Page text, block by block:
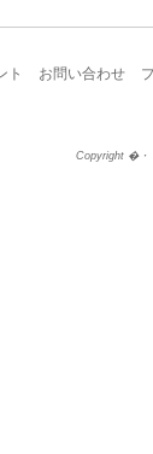
ト お問い合わせ
Copyright �・